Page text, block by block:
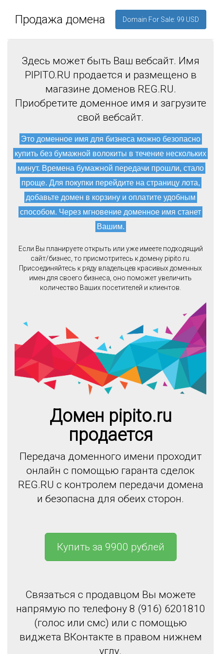
Domain For Sale: 99 USD
Продажа домена
Здесь может быть Ваш вебсайт. Имя
PIPITO.RU продается и размещено в
магазине доменов REG.RU.
Приобретите доменное имя и загрузите
свой вебсайт.
Это доменное имя для бизнеса можно безопасно
купить без бумажной волокиты в течение нескольких
минут. Времена бумажной передачи прошли, стало
проще. Для покупки перейдите на страницу лота,
добавьте домен в корзину и оплатите удобным
способом. Через мгновение доменное имя станет
Вашим.
Если Вы планируете открыть или уже имеете подходящий
сайт/бизнес, то присмотритесь к домену pipito.ru.
Присоединяйтесь к ряду владельцев красивых доменных
имен для своего бизнеса, оно поможет увеличить
количество Ваших посетителей и клиентов.
Домен pipito.ru
продается
Передача доменного имени проходит
онлайн с помощью гаранта сделок
REG.RU с контролем передачи домена
и безопасна для обеих сторон.
Купить за 9900 рублей
Связаться с продавцом Вы можете
напрямую по телефону 8 (916) 6201810
(голос или смс) или с помощью
виджета ВКонтакте в правом нижнем
углу.